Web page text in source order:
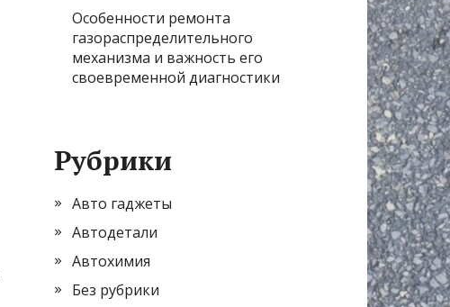
Особенности ремонта
газораспределительного
механизма и важность его
своевременной диагностики
Рубрики
Авто гаджеты
Автодетали
Автохимия
Без рубрики